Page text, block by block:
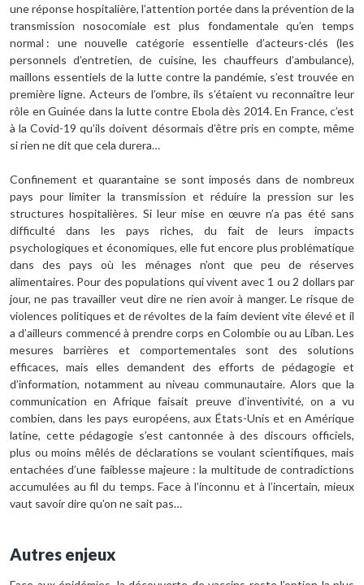
une réponse hospitalière, l’attention portée dans la prévention de la
transmission nosocomiale est plus fondamentale qu’en temps
normal : une nouvelle catégorie essentielle d’acteurs-clés (les
personnels d’entretien, de cuisine, les chauffeurs d’ambulance),
maillons essentiels de la lutte contre la pandémie, s’est trouvée en
première ligne. Acteurs de l’ombre, ils s’étaient vu reconnaître leur
rôle en Guinée dans la lutte contre Ebola dès 2014. En France, c’est
à la Covid-19 qu’ils doivent désormais d’être pris en compte, même
si rien ne dit que cela durera…
Confinement et quarantaine se sont imposés dans de nombreux
pays pour limiter la transmission et réduire la pression sur les
structures hospitalières. Si leur mise en œuvre n’a pas été sans
difficulté dans les pays riches, du fait de leurs impacts
psychologiques et économiques, elle fut encore plus problématique
dans des pays où les ménages n’ont que peu de réserves
alimentaires. Pour des populations qui vivent avec 1 ou 2 dollars par
jour, ne pas travailler veut dire ne rien avoir à manger. Le risque de
violences politiques et de révoltes de la faim devient vite élevé et il
a d’ailleurs commencé à prendre corps en Colombie ou au Liban. Les
mesures barrières et comportementales sont des solutions
efficaces, mais elles demandent des efforts de pédagogie et
d’information, notamment au niveau communautaire. Alors que la
communication en Afrique faisait preuve d’inventivité, on a vu
combien, dans les pays européens, aux États-Unis et en Amérique
latine, cette pédagogie s’est cantonnée à des discours officiels,
plus ou moins mêlés de déclarations se voulant scientifiques, mais
entachées d’une faiblesse majeure : la multitude de contradictions
accumulées au fil du temps. Face à l’inconnu et à l’incertain, mieux
vaut savoir dire qu’on ne sait pas…
Autres enjeux